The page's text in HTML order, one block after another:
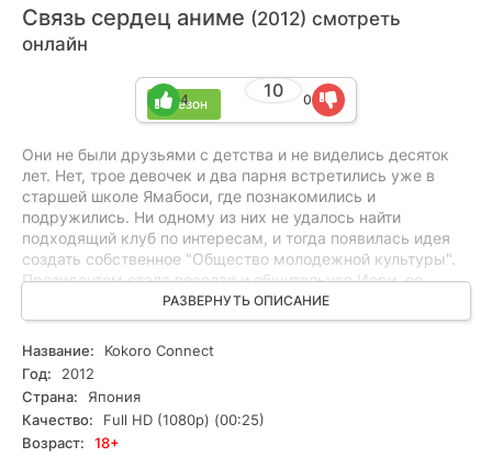
Связь сердец аниме (2012) смотреть
онлайн
1 сезон
10
4 0
Они не были друзьями с детства и не виделись десяток
лет. Нет, трое девочек и два парня встретились уже в
старшей школе Ямабоси, где познакомились и
подружились. Ни одному из них не удалось найти
подходящий клуб по интересам, и тогда появилась идея
создать собственное "Общество молодежной культуры".
Президентом стала веселая и общительная Иори, ее
замом – строгая и рассудительная Химеко, а женскую
группу закрывала милая модница Юй. Что касается
парней, Тайти был своего рода всеми помощником, а
в день признаваться в любви Юй. Но бедняге Тайти
сложно было определиться: умом он был к Химеко,
сердцем – к Иори, а сам он не мог принять решение. Но
помощь пришла от неизвестного существа – бога, демона
РАЗВЕРНУТЬ ОПИСАНИЕ
Название:
Kokoro Connect
Год:
2012
Страна:
Япония
Качество:
Full HD (1080p) (00:25)
Возраст:
18+